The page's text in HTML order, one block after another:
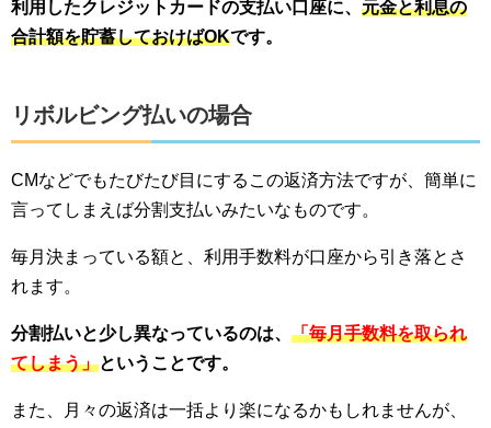
利用したクレジットカードの支払い口座に、 元金と利息の
合計額を貯蓄しておけばOKです。
リボルビング払いの場合
CMなどでもたびたび目にするこの返済方法ですが、簡単に
言ってしまえば分割支払いみたいなものです。
毎月決まっている額と、利用手数料が口座から引き落とさ
れます。
分割払いと少し異なっているのは、 「毎月手数料を取られ
てしまう」ということです。
また、月々の返済は一括より楽になるかもしれませんが、